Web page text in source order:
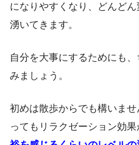
になりやすくなり、どんど
湧いてきます。
自分を大事にするためにも
みましょう。
初めは散歩からでも構いま
ってもリラクゼーション効果